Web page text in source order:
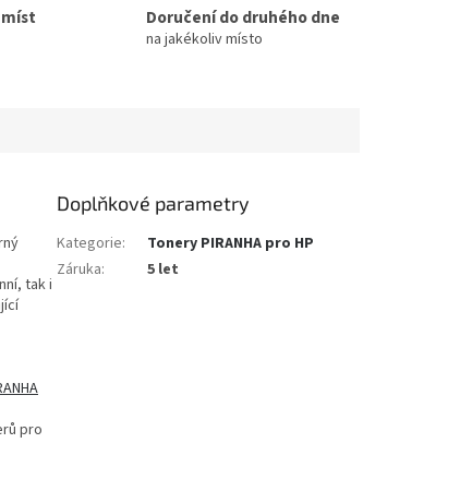
Doručení do druhého dne
na jakékoliv místo
tak i
pro
Doplňkové parametry
Kategorie:
Tonery PIRANHA pro HP
Záruka: 5 let